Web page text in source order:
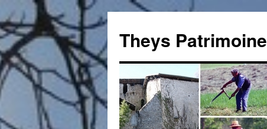
Theys Patrimoine